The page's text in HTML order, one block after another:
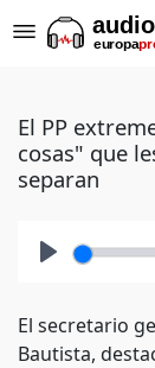
El PP
cosas" que
separan
El secretario
Bautista,